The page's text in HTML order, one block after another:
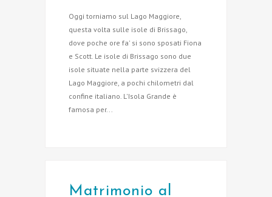
Oggi torniamo sul Lago Maggiore,
questa volta sulle isole di Brissago,
dove poche ore fa' si sono sposati Fiona
e Scott. Le isole di Brissago sono due
isole situate nella parte svizzera del
Lago Maggiore, a pochi chilometri dal
confine italiano. L'Isola Grande è
famosa per...
Matrimonio al